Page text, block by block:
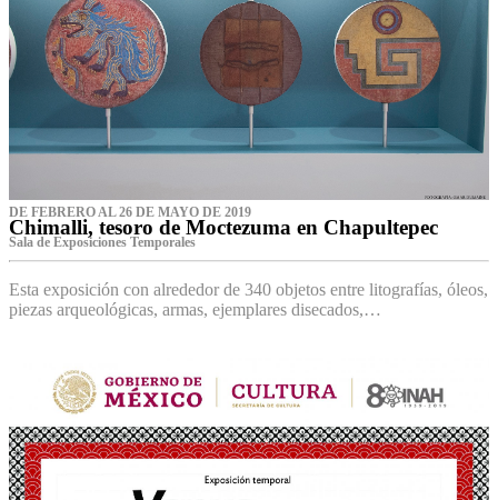
DE FEBRERO AL 26 DE MAYO DE 2019
Chimalli, tesoro de Moctezuma en Chapultepec
Sala de Exposiciones Temporales
Esta exposición con alrededor de 340 objetos entre litografías, óleos,
piezas arqueológicas, armas, ejemplares disecados,…